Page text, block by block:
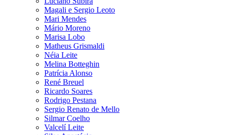
Magali e Sergio Leoto
Mari Mendes
Mário Moreno
Marisa Lobo
Matheus Grismaldi
Néia Leite
Melina Botteghin
Patrícia Alonso
René Breuel
Ricardo Soares
Rodrigo Pestana
Sergio Renato de Mello
Silmar Coelho
Valcelí Leite